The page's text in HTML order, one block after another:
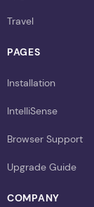
Travel
PAGES
Installation
IntelliSense
Browser Support
Upgrade Guide
COMPANY